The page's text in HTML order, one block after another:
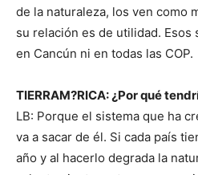
de la naturaleza, los ven como
su relación es de utilidad. Esos
en Cancún ni en todas las COP.
TIERRAM?RICA: ¿Por qué
LB: Porque el sistema que ha
va a sacar de él. Si cada país
año y al hacerlo degrada la